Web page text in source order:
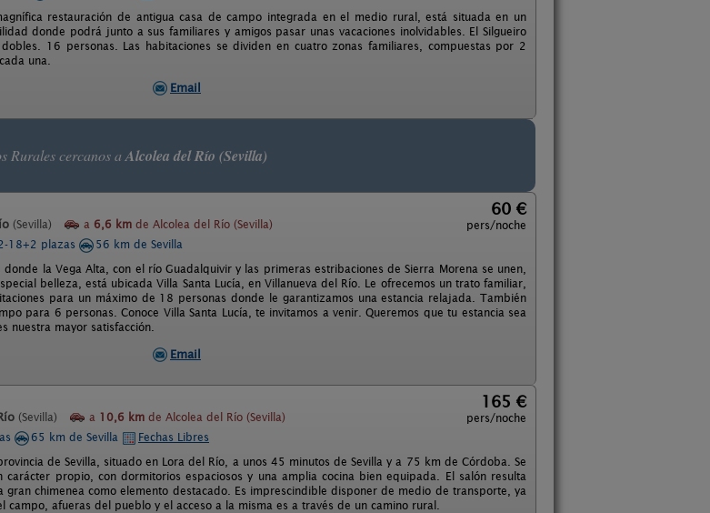
restauración de antigua casa de campo integrada en el medio rural, está situada en un
donde podrá junto a sus familiares y amigos pasar unas vacaciones inolvidables. El Silgueiro
16 personas. Las habitaciones se dividen en cuatro zonas familiares, compuestas por 2
una.
Email
Rurales cercanos a Alcolea del Río (Sevilla)
(Sevilla) a 6,6 km de Alcolea del Río (Sevilla)
60 €
pers/noche
18+2 plazas
56 km de Sevilla
la Vega Alta, con el río Guadalquivir y las primeras estribaciones de Sierra Morena se unen,
belleza, está ubicada Villa Santa Lucía, en Villanueva del Río. Le ofrecemos un trato familiar,
para un máximo de 18 personas donde le garantizamos una estancia relajada. También
para 6 personas. Conoce Villa Santa Lucía, te invitamos a venir. Queremos que tu estancia sea
nuestra mayor satisfacción.
Email
(Sevilla) a 10,6 km de Alcolea del Río (Sevilla)
165 €
pers/noche
65 km de Sevilla
Fechas Libres
de Sevilla, situado en Lora del Río, a unos 45 minutos de Sevilla y a 75 km de Córdoba. Se
propio, con dormitorios espaciosos y una amplia cocina bien equipada. El salón resulta
gran chimenea como elemento destacado. Es imprescindible disponer de medio de transporte, ya
campo, afueras del pueblo y el acceso a la misma es a través de un camino rural.